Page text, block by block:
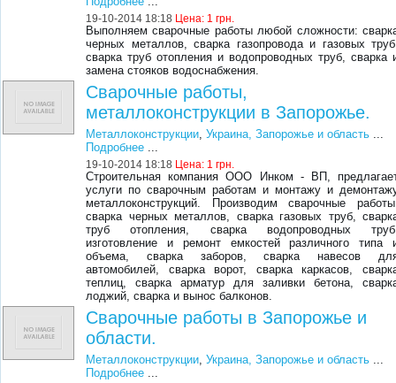
19-10-2014 18:18 Цена: 1 грн.
Выполняем сварочные работы любой сложности:
черных металлов, сварка газопровода и газовых
сварка труб отопления и водопроводных труб, сварка
замена стояков водоснабжения.
Сварочные работы,
металлоконструкции в Запорожье.
Металлоконструкции,Украина, Запорожье и область ...
Подробнее ...
19-10-2014 18:18 Цена: 1 грн.
Строительная компания ООО Инком - ВП,
услуги по сварочным работам и монтажу и
металлоконструкций. Производим сварочные
сварка черных металлов, сварка газовых труб,
труб отопления, сварка водопроводных
изготовление и ремонт емкостей различного типа
объема, сварка заборов, сварка навесов
автомобилей, сварка ворот, сварка каркасов,
теплиц, сварка арматур для заливки бетона,
лоджий, сварка и вынос балконов.
Сварочные работы в Запорожье и
области.
Металлоконструкции,Украина, Запорожье и область ...
Подробнее ...